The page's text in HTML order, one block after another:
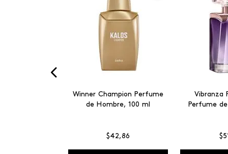
Winner Champion Perfume
de Hombre, 100 ml
$42,86
Vibranza
Perfume
$51